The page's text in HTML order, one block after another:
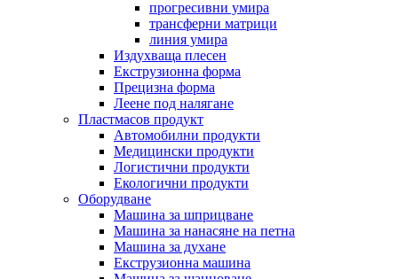
прогресивни умира
трансферни матрици
линия умира
Издухваща плесен
Екструзионна форма
Прецизна форма
Леене под налягане
Пластмасов продукт
Автомобилни продукти
Медицински продукти
Логистични продукти
Екологични продукти
Оборудване
Машина за шприцване
Машина за нанасяне на петна
Машина за духане
Екструзионна машина